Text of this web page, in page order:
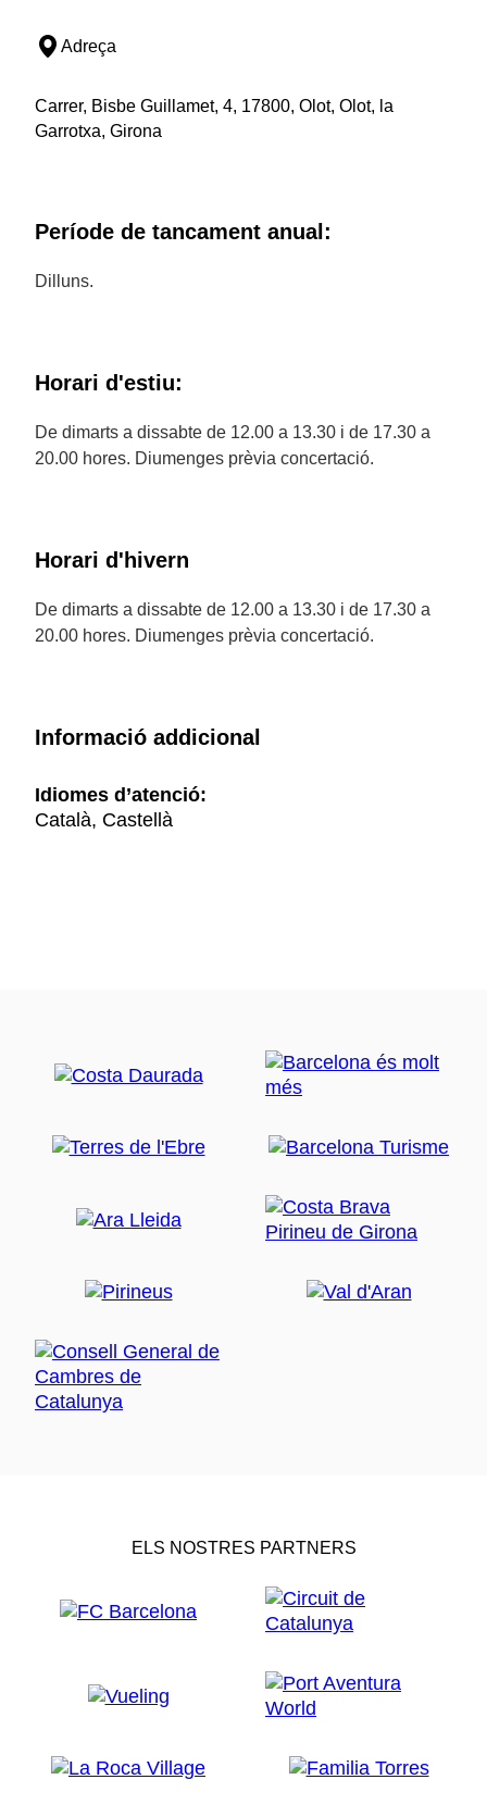
Adreça
Carrer, Bisbe Guillamet, 4, 17800, Olot, Olot, la
Garrotxa, Girona
Període de tancament anual:
Dilluns.
Horari d'estiu:
De dimarts a dissabte de 12.00 a 13.30 i de 17.30 a
20.00 hores. Diumenges prèvia concertació.
Horari d'hivern
De dimarts a dissabte de 12.00 a 13.30 i de 17.30 a
20.00 hores. Diumenges prèvia concertació.
Informació addicional
Idiomes d’atenció:
Català, Castellà
ELS NOSTRES PARTNERS